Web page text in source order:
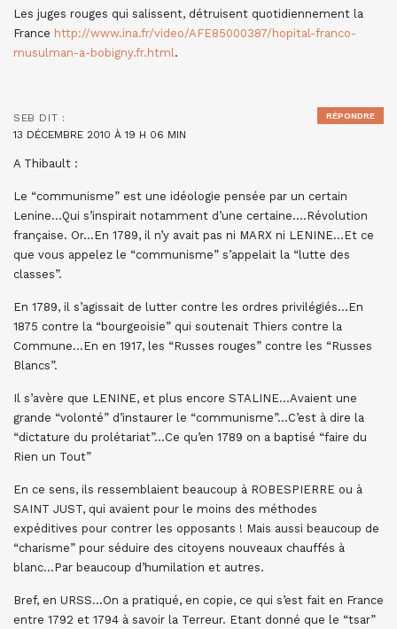
Les juges rouges qui salissent, détruisent quotidiennement la
France http://www.ina.fr/video/AFE85000387/hopital-franco-
musulman-a-bobigny.fr.html.
SEB DIT :
13 DÉCEMBRE 2010 À 19 H 06 MIN
A Thibault :
Le “communisme” est une idéologie pensée par un certain
Lenine…Qui s’inspirait notamment d’une certaine….Révolution
française. Or…En 1789, il n’y avait pas ni MARX ni LENINE…Et ce
que vous appelez le “communisme” s’appelait la “lutte des
classes”.
En 1789, il s’agissait de lutter contre les ordres privilégiés…En
1875 contre la “bourgeoisie” qui soutenait Thiers contre la
Commune…En en 1917, les “Russes rouges” contre les “Russes
Blancs”.
Il s’avère que LENINE, et plus encore STALINE…Avaient une
grande “volonté” d’instaurer le “communisme”…C’est à dire la
“dictature du prolétariat”…Ce qu’en 1789 on a baptisé “faire du
Rien un Tout”
En ce sens, ils ressemblaient beaucoup à ROBESPIERRE ou à
SAINT JUST, qui avaient pour le moins des méthodes
expéditives pour contrer les opposants ! Mais aussi beaucoup de
“charisme” pour séduire des citoyens nouveaux chauffés à
blanc…Par beaucoup d’humilation et autres.
Bref, en URSS…On a pratiqué, en copie, ce qui s’est fait en France
entre 1792 et 1794 à savoir la Terreur. Etant donné que le “tsar”
RÉPONDRE